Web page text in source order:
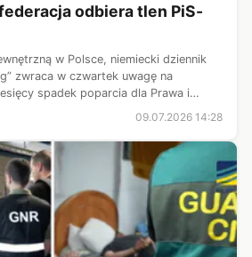
odbiera tlen PiS-
w Polsce, niemiecki dziennik
zwraca w czwartek uwagę na
spadek poparcia dla Prawa i
09.07.2026 14:28